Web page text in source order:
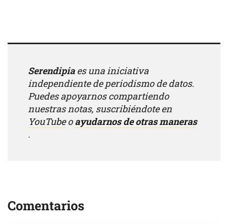
Serendipiaes una iniciativa
independiente de periodismo de datos.
Puedes apoyarnos compartiendo
nuestras notas, suscribiéndote en
YouTubeoayudarnos de otras maneras
.
Comentarios